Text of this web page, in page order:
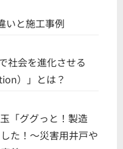
いと施工事例
社会を進化させる
）」とは？
「ググっと！製造
た！〜災害用井戸や